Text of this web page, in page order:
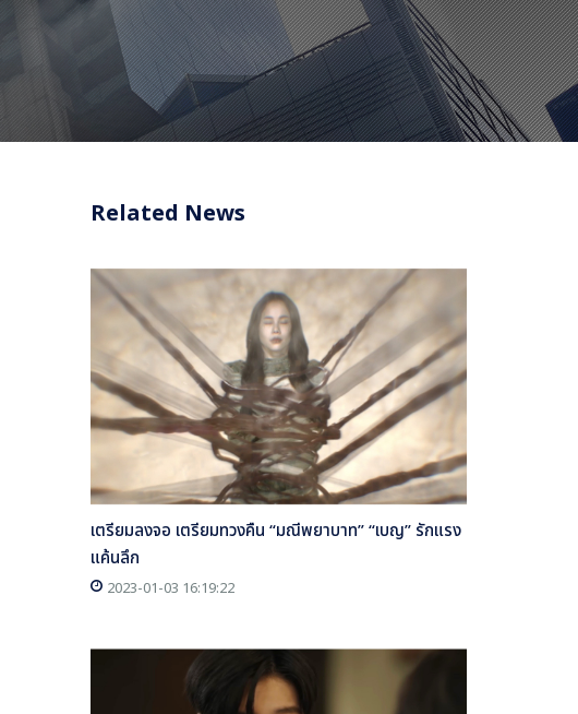
Related News
เตรียมลงจอ เตรียมทวงคืน “มณีพยาบาท” “เบญ” รักแรง
แค้นลึก
2023-01-03 16:19:22